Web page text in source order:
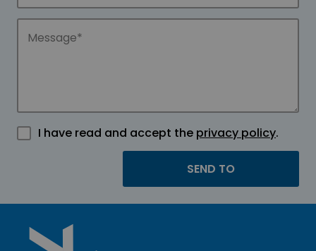
I have read and accept the privacy policy.